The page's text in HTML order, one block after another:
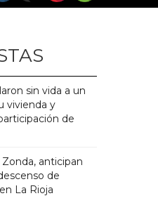
sin vida a un
vivienda y
de
anticipan
de
La Rioja